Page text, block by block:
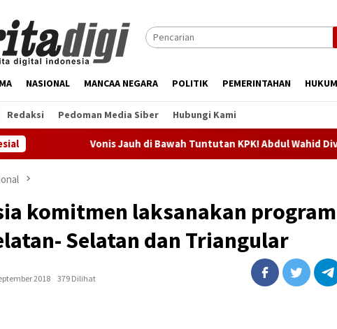
NASIONAL MANCAA NEGARA POLITIK PEMERINTAHAN
Redaksi Pedoman Media Siber Hubungi Kami
Vonis Jauh di Bawah Tuntutan KPK! Abdul Wahid Divonis 2 Tahun
komitmen laksanakan program
Selatan dan Triangular
2018
379 Dilihat